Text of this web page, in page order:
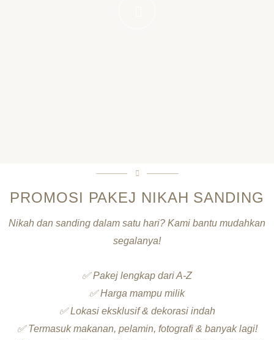
PROMOSI PAKEJ NIKAH SANDING
Nikah dan sanding dalam satu hari? Kami bantu mudahkan
segalanya!
✅ Pakej lengkap dari A-Z
✅ Harga mampu milik
✅ Lokasi eksklusif & dekorasi indah
✅ Termasuk makanan, pelamin, fotografi & banyak lagi!